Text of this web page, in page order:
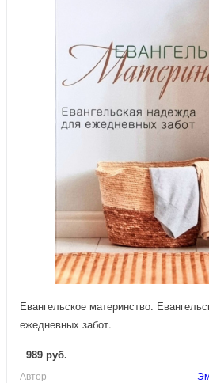
Евангельское материнство.
ежедневных забот.
989 руб.
Автор